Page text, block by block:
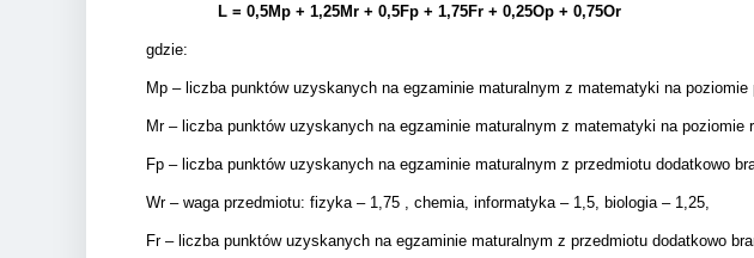
L = 0,5Mp + 1,25Mr + 0,5Fp + 1,75Fr + 0,25Op + 0,75Or
gdzie:
Mp – liczba punktów uzyskanych na egzaminie maturalnym z matematyki na poziomie
Mr – liczba punktów uzyskanych na egzaminie maturalnym z matematyki na poziomie
Fp – liczba punktów uzyskanych na egzaminie maturalnym z przedmiotu dodatkowo
Wr – waga przedmiotu: fizyka – 1,75 , chemia, informatyka – 1,5, biologia – 1,25,
Fr – liczba punktów uzyskanych na egzaminie maturalnym z przedmiotu dodatkowo